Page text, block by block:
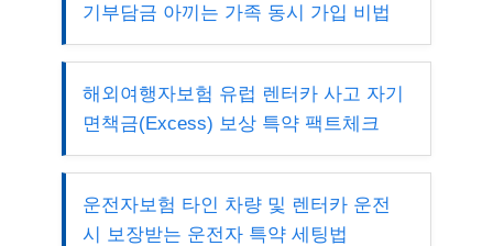
기부담금 아끼는 가족 동시 가입 비법
해외여행자보험 유럽 렌터카 사고 자기
면책금(Excess) 보상 특약 팩트체크
운전자보험 타인 차량 및 렌터카 운전
시 보장받는 운전자 특약 세팅법